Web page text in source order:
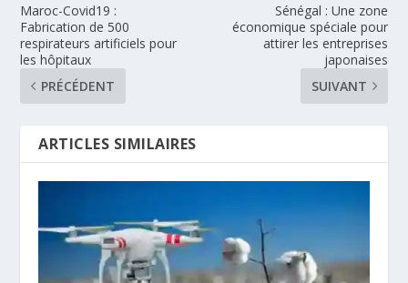
Maroc-Covid19 :
Fabrication de 500
respirateurs artificiels pour
les hôpitaux
PRÉCÉDENT
Sénégal : Une zone
économique spéciale pour
attirer les entreprises
japonaises
SUIVANT
ARTICLES SIMILAIRES